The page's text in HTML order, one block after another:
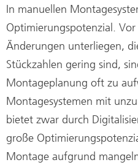
In manuellen
Optimierungspotenzial.
Änderungen unterliegen,
Stückzahlen gering sind,
Montageplanung oft zu
Montagesystemen mit
bietet zwar durch
große
Montage aufgrund